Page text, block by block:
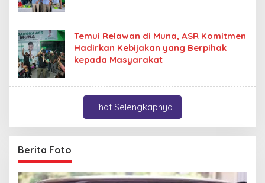
Temui Relawan di Muna, ASR Komitmen
Hadirkan Kebijakan yang Berpihak
kepada Masyarakat
Lihat Selengkapnya
Berita Foto